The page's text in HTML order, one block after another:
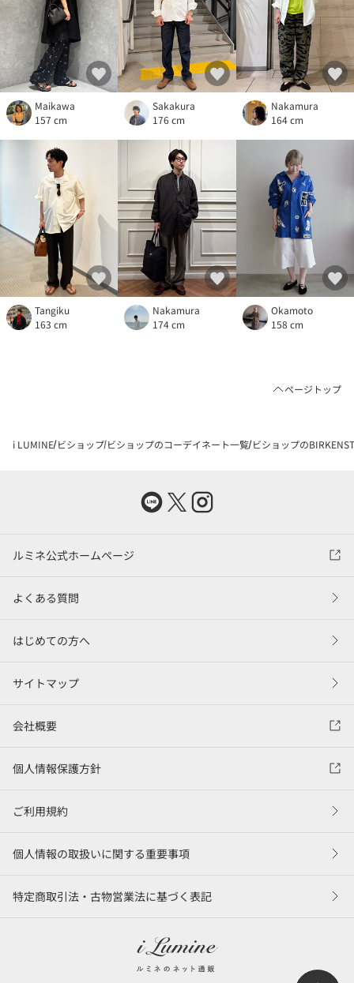
Maikawa
157 cm
Sakakura
176 cm
Nakamura
164 cm
Tangiku
163 cm
Nakamura
174 cm
Okamoto
158 cm
ページトップ
i LUMINE ビショップ ビショップのコーデイネート一覧 ビショップの
ルミネ公式ホームページ
よくある質問
はじめての方へ
サイトマップ
会社概要
個人情報保護方針
ご利用規約
個人情報の取扱いに関する重要事項
特定商取引法・古物営業法に基づく表記